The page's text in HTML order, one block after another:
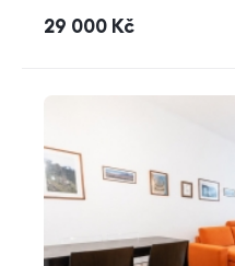
cena
29 000 Kč